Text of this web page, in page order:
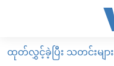
လွယ်ကူ
မူလစာမျက်နှာ
ထုတ်လွှင့်ခဲ့ပြီး သတင်းများ